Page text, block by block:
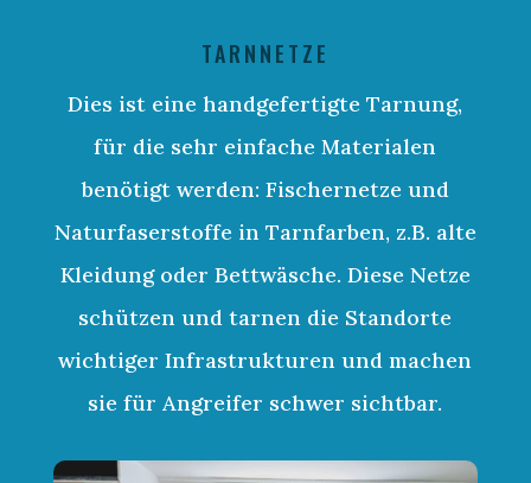
TARNNETZE
Dies ist eine handgefertigte Tarnung,
für die sehr einfache Materialen
benötigt werden: Fischernetze und
Naturfaserstoffe in Tarnfarben, z.B. alte
Kleidung oder Bettwäsche. Diese Netze
schützen und tarnen die Standorte
wichtiger Infrastrukturen und machen
sie für Angreifer schwer sichtbar.